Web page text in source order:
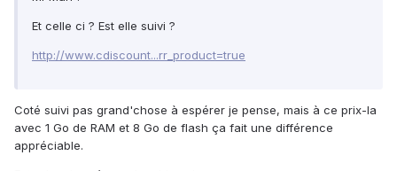
Et celle ci ? Est elle suivi ?
http://www.cdiscount...rr_product=true
Coté suivi pas grand'chose à espérer je pense, mais à ce prix-la
avec 1 Go de RAM et 8 Go de flash ça fait une différence
appréciable.